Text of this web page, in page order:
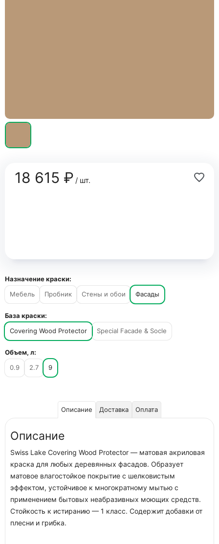
18 615 ₽/ шт.
Назначение краски:
Мебель
Пробник Стены и обои Фасады
База краски:
Covering Wood Protector
Special Facade & Socle
Объем, л:
0.9
2.7 9
Описание Доставка Оплата
Описание
Swiss Lake Covering Wood Protector — матовая акриловая
краска для любых деревянных фасадов. Образует
матовое влагостойкое покрытие с шелковистым
эффектом, устойчивое к многократному мытью с
применением бытовых неабразивных моющих средств.
Стойкость к истиранию — 1 класс. Содержит добавки от
плесни и грибка.